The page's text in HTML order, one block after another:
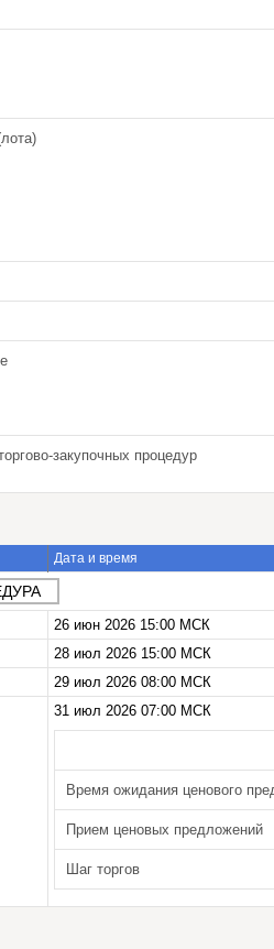
закупочных процедур
Дата и время
26 июн 2026 15:00 МСК
28 июл 2026 15:00 МСК
29 июл 2026 08:00 МСК
31 июл 2026 07:00 МСК
Время ожидания ценового
Прием ценовых предложений
Шаг торгов